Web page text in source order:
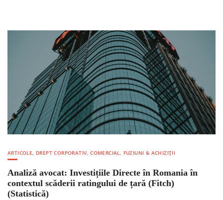
ARTICOLE, DREPT CORPORATIV, COMERCIAL, FUZIUNI & ACHIZIȚII
Analiză avocat: Investițiile Directe în Romania în
contextul scăderii ratingului de țară (Fitch)
(Statistică)